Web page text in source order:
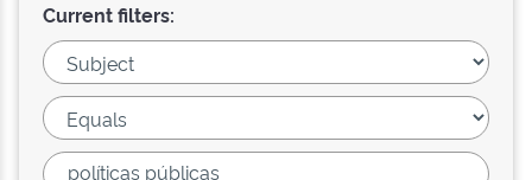
Current filters: